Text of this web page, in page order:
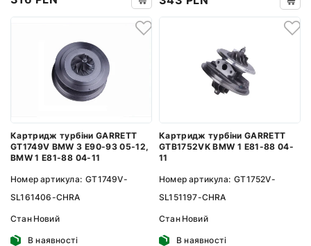
Картридж турбіни GARRETT
GT1749V BMW 3 E90-93 05-12,
BMW 1 E81-88 04-11
Номер артикула: GT1749V-
SL161406-CHRA
Стан Новий
В наявності
Картридж турбіни GARRETT
GTB1752VK BMW 1 E81-88 04-
11
Номер артикула: GT1752V-
SL151197-CHRA
Стан Новий
В наявності